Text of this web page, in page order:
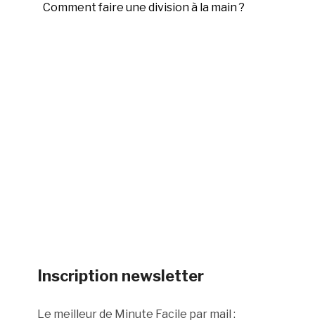
Comment faire une division à la main ?
Inscription newsletter
Le meilleur de Minute Facile par mail :